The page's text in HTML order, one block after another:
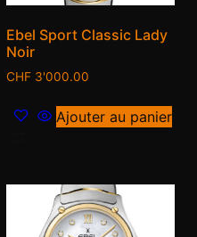
Ebel Sport Classic Lady
Noir
CHF 3'000.00
Ajouter au panier